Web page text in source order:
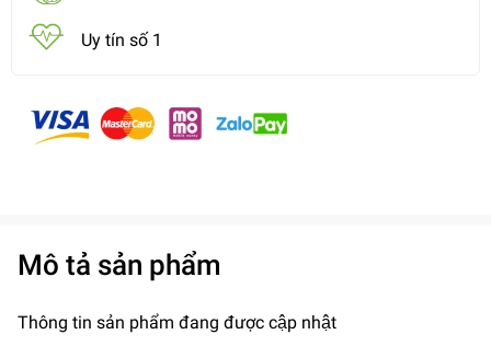
Uy tín số 1
Mô tả sản phẩm
Thông tin sản phẩm đang được cập nhật